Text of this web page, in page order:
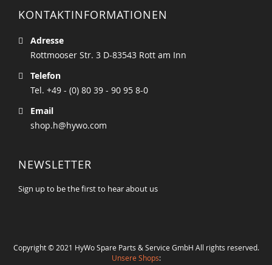
KONTAKTINFORMATIONEN
Adresse
Rottmooser Str. 3 D-83543 Rott am Inn
Telefon
Tel. +49 - (0) 80 39 - 90 95 8-0
Email
shop.h@hywo.com
NEWSLETTER
Sign up to be the first to hear about us
Copyright © 2021 HyWo Spare Parts & Service GmbH All rights reserved.
Unsere Shops: